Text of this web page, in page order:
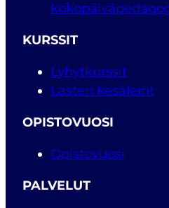
KURSSIT
Lyhytkurssit
Lasten kesäleirit
OPISTOVUOSI
Opistovuosi
PALVELUT